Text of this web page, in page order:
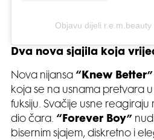
Objavu dijeli
Dva nova sjajila koja
Nova nijansa “Knew Better”
koja se na usnama pretvara
fuksiju. Svačije usne reagiraju
dio čara. “Forever Boy”
bisernim sjajem, diskretno i